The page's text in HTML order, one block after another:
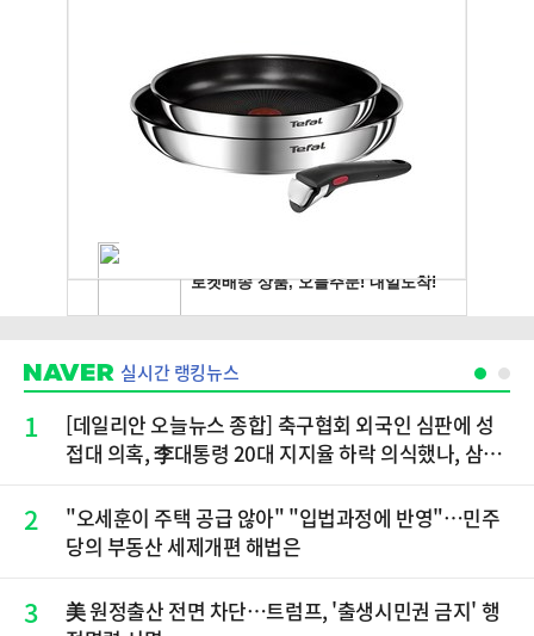
실시간 랭킹뉴스
1
[데일리안 오늘뉴스 종합] 축구협회 외국인 심판에 성
접대 의혹, 李대통령 20대 지지율 하락 의식했나, 삼전
재점화, 김민석 "과반 승리 가능성 99%" 등
2
"오세훈이 주택 공급 않아" "입법과정에 반영"…민주
당의 부동산 세제개편 해법은
3
美 원정출산 전면 차단…트럼프, '출생시민권 금지' 행